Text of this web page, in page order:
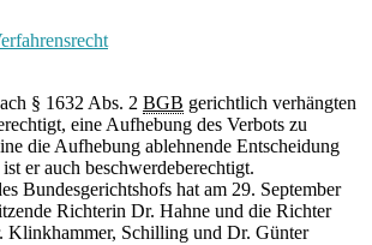
§ 1632 Abs. 2 BGB gerichtlich verhängten
eine Aufhebung des Verbots zu
die Aufhebung ablehnende Entscheidung
er auch beschwerdeberechtigt.
Bundesgerichtshofs hat am 29. September
Richterin Dr. Hahne und die Richter
Klinkhammer, Schilling und Dr. Günter